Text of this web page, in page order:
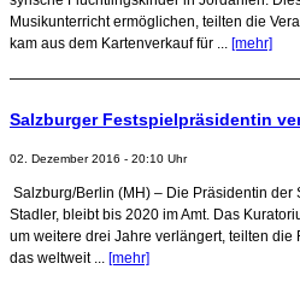
Musikunterricht ermöglichen, teilten die
kam aus dem Kartenverkauf für ... [mehr]
Salzburger Festspielpräsidentin
02. Dezember 2016 - 20:10 Uhr
Salzburg/Berlin (MH) – Die Präsidentin
Stadler, bleibt bis 2020 im Amt. Das
um weitere drei Jahre verlängert, teilten die
das weltweit ... [mehr]